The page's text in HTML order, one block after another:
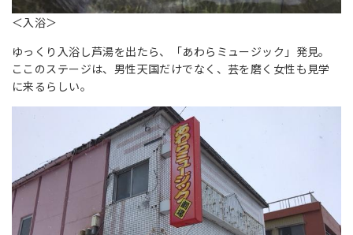
＜入浴＞
ゆっくり入浴し芦湯を出たら、「あわらミュージック」発見。
ここのステージは、男性天国だけでなく、芸を磨く女性も見学
に来るらしい。